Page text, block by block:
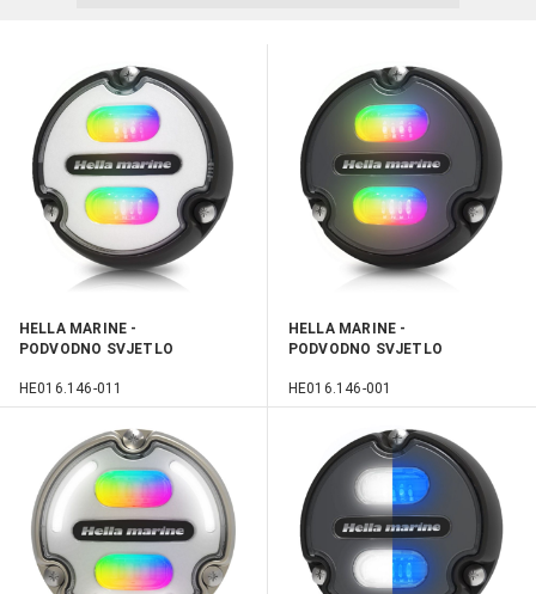
HELLA MARINE -
PODVODNO SVJETLO
HE016.146-011
HELLA MARINE -
PODVODNO SVJETLO
HE016.146-001